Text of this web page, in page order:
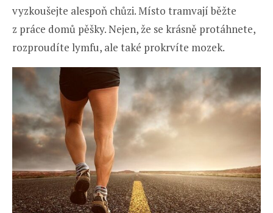
vyzkoušejte alespoň chůzi. Místo tramvají běžte
z práce domů pěšky. Nejen, že se krásně protáhnete,
rozproudíte lymfu, ale také prokrvíte mozek.